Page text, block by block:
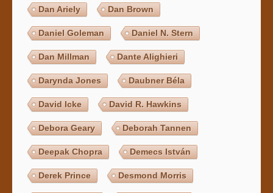
Dan Ariely Dan Brown
Daniel Goleman Daniel N. Stern
Dan Millman Dante Alighieri
Darynda Jones Daubner Béla
David Icke David R. Hawkins
Debora Geary Deborah Tannen
Deepak Chopra Demecs István
Derek Prince Desmond Morris